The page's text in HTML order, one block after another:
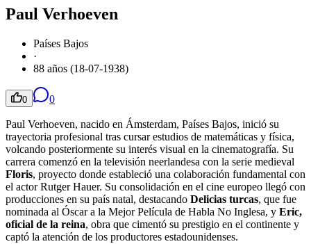
Paul Verhoeven
Países Bajos
·
88 años (18-07-1938)
0 0
Paul Verhoeven, nacido en Ámsterdam, Países Bajos, inició su
trayectoria profesional tras cursar estudios de matemáticas y física,
volcando posteriormente su interés visual en la cinematografía. Su
carrera comenzó en la televisión neerlandesa con la serie medieval
Floris, proyecto donde estableció una colaboración fundamental con
el actor Rutger Hauer. Su consolidación en el cine europeo llegó con
producciones en su país natal, destacando Delicias turcas, que fue
nominada al Óscar a la Mejor Película de Habla No Inglesa, y Eric,
oficial de la reina, obra que cimentó su prestigio en el continente y
captó la atención de los productores estadounidenses.